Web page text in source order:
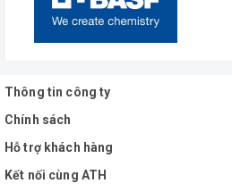
Thông tin công ty
Chính sách
Hỗ trợ khách hàng
Kết nối cùng ATH